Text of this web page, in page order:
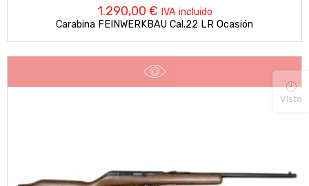
1.290,00 € IVA incluido
Carabina FEINWERKBAU Cal.22 LR Ocasión
Visto